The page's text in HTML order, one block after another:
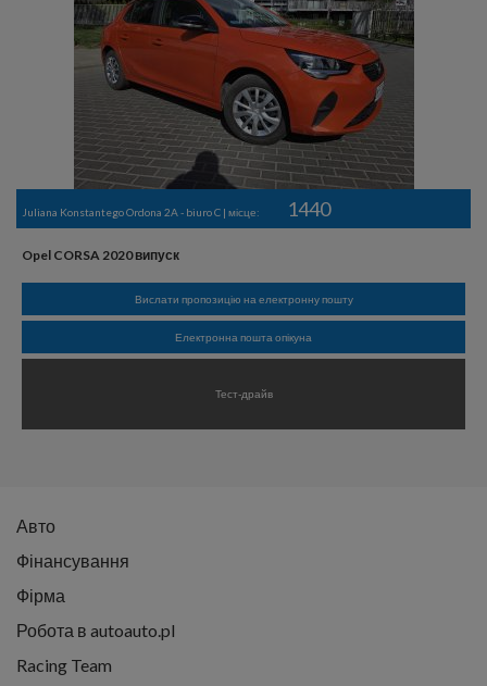
Juliana Konstantego Ordona 2A - biuro C | місце: 1440
Opel CORSA 2020 випуск
Вислати пропозицію на електронну пошту
Електронна пошта опікуна
Тест-драйв
Авто
Фінансування
Фірма
Робота в autoauto.pl
Racing Team